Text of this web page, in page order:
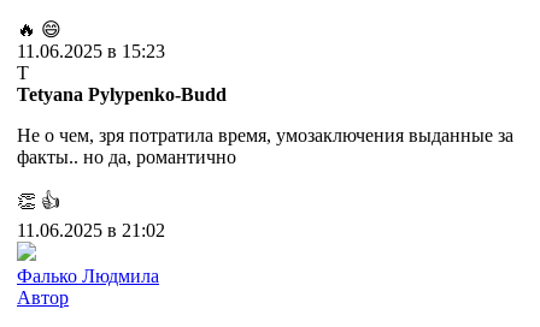
🔥 😄
11.06.2025 в 15:23
T
Tetyana Pylypenko-Budd
Не о чем, зря потратила время, умозаключения выданные за
факты.. но да, романтично
👏 👍
11.06.2025 в 21:02
Фалько Людмила
Автор